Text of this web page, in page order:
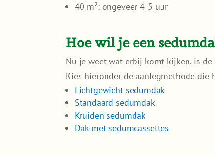
40 m²: ongeveer 4-5 uur
Hoe wil je een
Nu je weet wat erbij komt kijken, is
Kies hieronder de aanlegmethode die
Lichtgewicht sedumdak
Standaard sedumdak
Kruiden sedumdak
Dak met sedumcassettes